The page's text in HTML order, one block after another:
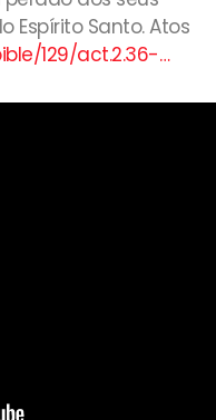
Espírito Santo. Atos
129/act.2.36-…